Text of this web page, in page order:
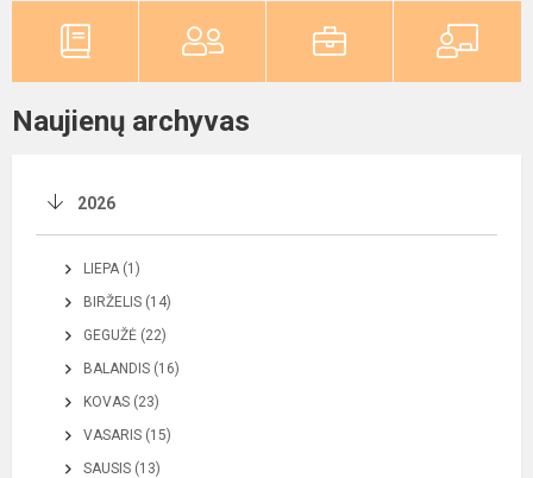
Naujienų archyvas
2026
LIEPA (1)
BIRŽELIS (14)
GEGUŽĖ (22)
BALANDIS (16)
KOVAS (23)
VASARIS (15)
SAUSIS (13)